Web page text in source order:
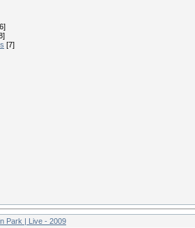
[7]
Park | Live - 2009